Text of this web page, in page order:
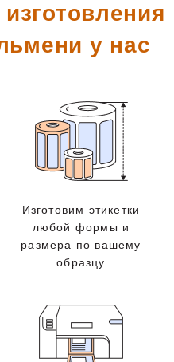
у нас
Изготовим этикетки
любой формы и
размера по вашему
образцу